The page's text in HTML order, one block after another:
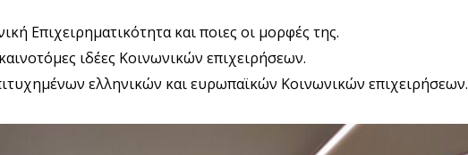
Επιχειρηματικότητα και ποιες οι μορφές της.
ιδέες Κοινωνικών επιχειρήσεων.
ελληνικών και ευρωπαϊκών Κοινωνικών επιχειρήσεων.